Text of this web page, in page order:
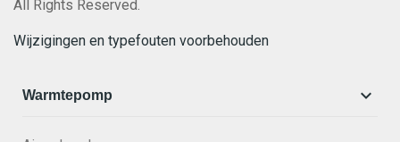
All Rights Reserved.
Wijzigingen en typefouten voorbehouden
Warmtepomp 